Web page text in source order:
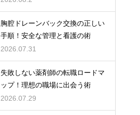
胸腔ドレーンバック交換の正しい
手順！安全な管理と看護の術
2026.07.31
失敗しない薬剤師の転職ロードマ
ップ！理想の職場に出会う術
2026.07.29